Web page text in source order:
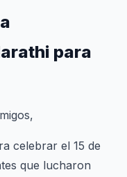
para
celebrar el 15 de
que lucharon